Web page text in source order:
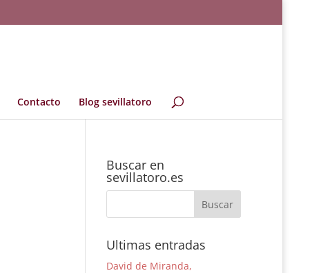
Contacto Blog sevillatoro
Buscar en
sevillatoro.es
Ultimas entradas
David de Miranda,